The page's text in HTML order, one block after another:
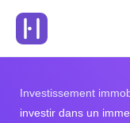
Investissement
investir dans un